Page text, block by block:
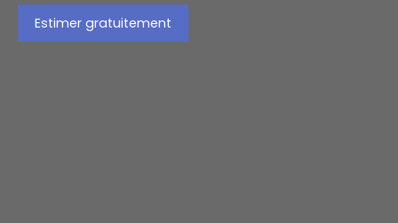
Estimer gratuitement